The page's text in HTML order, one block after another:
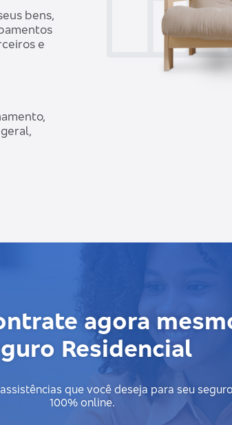
bens,
e
agora
Residencial
que você deseja para seu
100% online.